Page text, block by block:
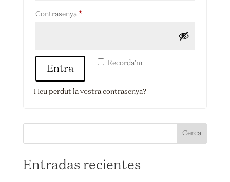
Contrasenya *Obligatori
Recorda'm
Entra
Heu perdut la vostra contrasenya?
Cerca
Entradas recientes